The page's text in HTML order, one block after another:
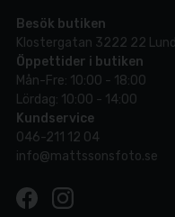
Besök butiken
Klostergatan 3222 22 Lund
Öppettider i butiken
Mån-Fre: 10:00 - 18:00
Lördag: 10:00 - 14:00
Kundservice
046-211 12 04
info@mattssonsfoto.se